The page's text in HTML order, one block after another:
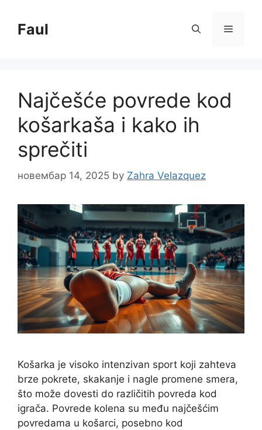
contentFaul Menu
Najčešće povrede kod
košarkaša i kako ih
sprečiti
новембар 14, 2025 by Zahra Velazquez
Košarka je visoko intenzivan sport koji zahteva
brze pokrete, skakanje i nagle promene smera,
što može dovesti do različitih povreda kod
igrača. Povrede kolena su među najčešćim
povredama u košarci, posebno kod